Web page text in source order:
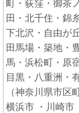
町・荻窪・御茶
田・北千住・錦
下北沢・自由が
田馬場・築地・
馬・浜松町・原
目黒・八重洲・
（神奈川県市区
横浜市 ・川崎市